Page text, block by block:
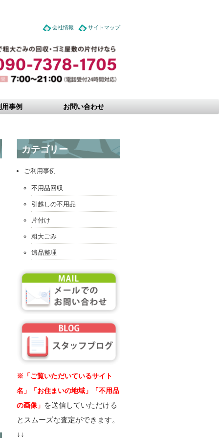
会社情報 サイトマップ
用事例 お問い合わせ
カテゴリー
ご利用事例
不用品回収
引越しの不用品
片付け
粗大ごみ
遺品整理
※「ご覧いただいているサイト
名」「お住まいの地域」「不用品
の画像」 を送信していただける
とスムーズな査定ができます。
↓↓